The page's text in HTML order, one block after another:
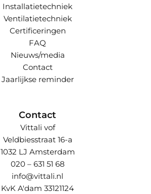
Installatietechniek
Ventilatietechniek
Certificeringen
FAQ
Nieuws/media
Contact
Jaarlijkse reminder
Contact
Vittali vof
Veldbiesstraat 16-a
1032 LJ Amsterdam
020 – 631 51 68
info@vittali.nl
KvK A'dam 33121124